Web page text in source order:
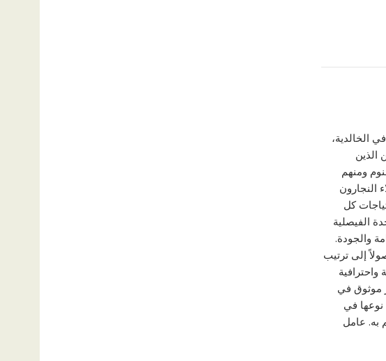
الخالدية،
الذين
ومنهم
النجارون
كل
الفيصلية
والجودة.
إلى ترتيب
واحترافية
موثوق في
نوعها في
به. عامل